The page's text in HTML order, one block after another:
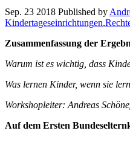
Sep. 23 2018 Published by
Kindertageseinrichtungen,
Zusammenfassung der
Warum ist es wichtig, dass
Was lernen Kinder, wenn sie
Workshopleiter: Andreas
Auf dem Ersten